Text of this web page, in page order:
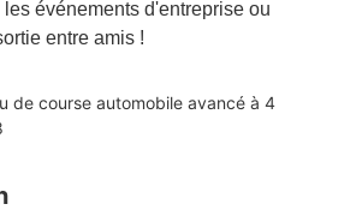
événements d'entreprise ou
entre amis !